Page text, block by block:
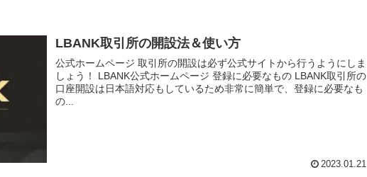
LBANK取引所の開設法＆使い方
公式ホームページ 取引所の開設は必ず公式サイトから行うようにしま
しょう！ LBANK公式ホームページ 登録に必要なもの LBANK取引所の
口座開設は日本語対応もしているため非常に簡単で、登録に必要なも
の...
2023.01.21